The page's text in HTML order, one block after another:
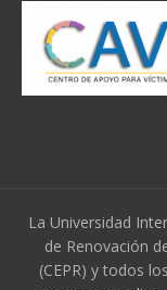
La Universidad
de Renovación
(CEPR) y todos